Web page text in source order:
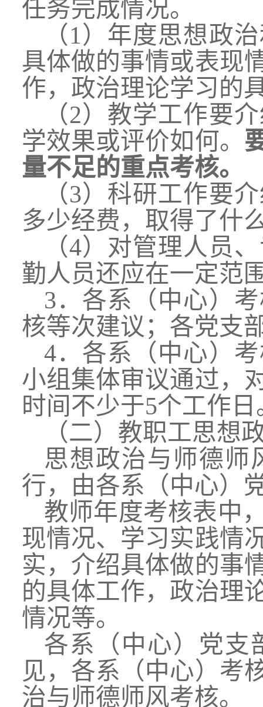
任务完成情况。
（1） 年度思想政
具体做的事情或表现
作，政治理论学习的
（2）教学工作要
学效果或评价如何。
量不足的重点考核。
（3）科研工作要
多少经费，取得了什
（4） 对管理人员
勤人员还应在一定范
3．各系（中心）
核等次建议；各党支
4．各系（中心）
小组集体审议通过，
时间不少于5个工作日
（二）教职工思想
思想政治与师德师
行，由各系（中心）
教师年度考核表中
现情况、学习实践情
实，介绍具体做的事
的具体工作，政治理
情况等。
各系（中心）党支
见，各系（中心）考
治与师德师风考核。